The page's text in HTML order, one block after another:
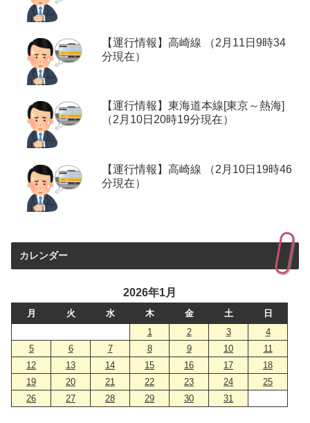
【運行情報】高崎線 （2月11日9時34
分現在）
【運行情報】東海道本線[東京～熱海]
（2月10日20時19分現在）
【運行情報】高崎線 （2月10日19時46
分現在）
カレンダー
2026年1月
月 火 水 木 金 土
日
1
2 3
4
5
6 7 8 9 10
11
12
13 14 15 16 17
18
19
20 21 22 23 24
25
26
27 28 29 30 31